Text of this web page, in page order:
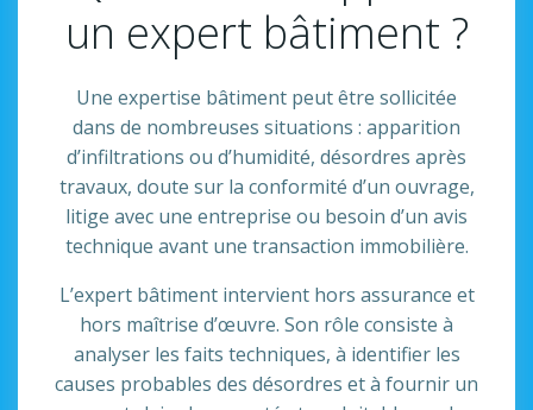
un expert bâtiment ?
Une expertise bâtiment peut être sollicitée
dans de nombreuses situations : apparition
d’infiltrations ou d’humidité, désordres après
travaux, doute sur la conformité d’un ouvrage,
litige avec une entreprise ou besoin d’un avis
technique avant une transaction immobilière.
L’expert bâtiment intervient hors assurance et
hors maîtrise d’œuvre. Son rôle consiste à
analyser les faits techniques, à identifier les
causes probables des désordres et à fournir un